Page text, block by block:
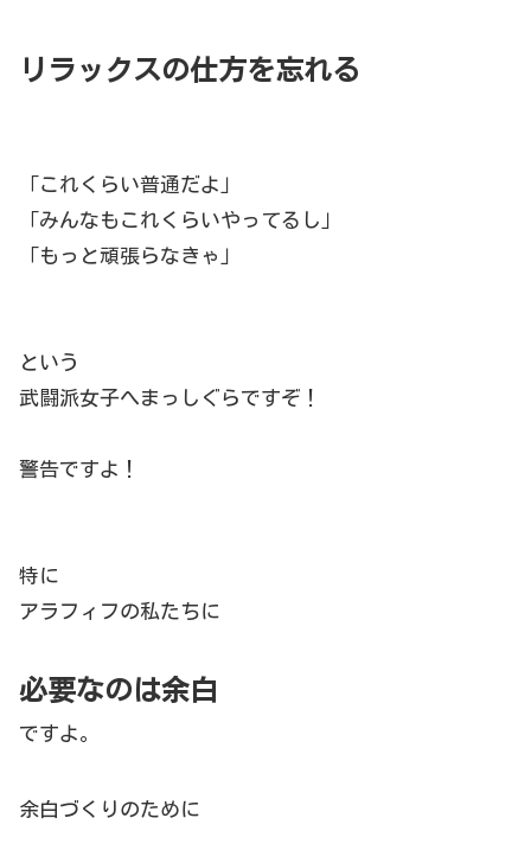
リラックスの仕方を忘れる
「これくらい普通だよ」
「みんなもこれくらいやってるし」
「もっと頑張らなきゃ」
という
武闘派女子へまっしぐらですぞ！
警告ですよ！
特に
アラフィフの私たちに
必要なのは余白
ですよ。
余白づくりのために